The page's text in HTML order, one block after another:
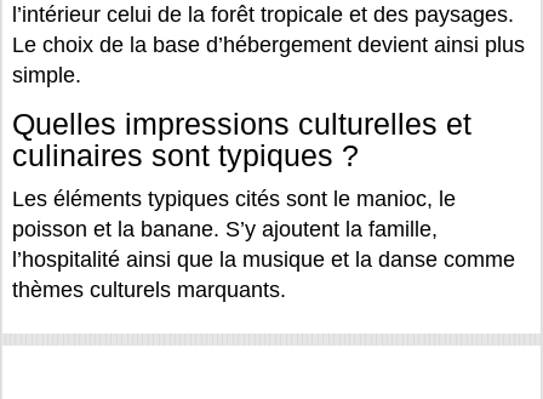
l’intérieur celui de la forêt tropicale et des paysages.
Le choix de la base d’hébergement devient ainsi plus
simple.
Quelles impressions culturelles et
culinaires sont typiques ?
Les éléments typiques cités sont le manioc, le
poisson et la banane. S’y ajoutent la famille,
l’hospitalité ainsi que la musique et la danse comme
thèmes culturels marquants.